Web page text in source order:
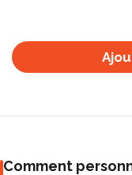
Comment